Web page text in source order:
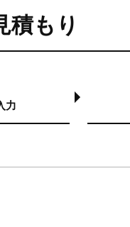
積もり
力